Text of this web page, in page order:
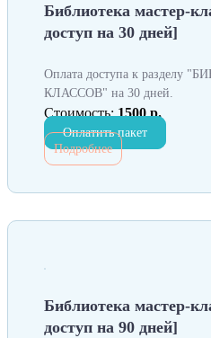
Библиотека мастер-
доступ на 30 дней]
Оплата доступа к разделу
КЛАССОВ" на 30 дней.
Стоимость: 1500 р.
Оплатить пакет
Подробнее
Библиотека мастер-
доступ на 90 дней]